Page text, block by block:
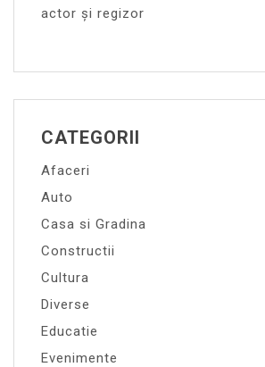
actor și regizor
CATEGORII
Afaceri
Auto
Casa si Gradina
Constructii
Cultura
Diverse
Educatie
Evenimente